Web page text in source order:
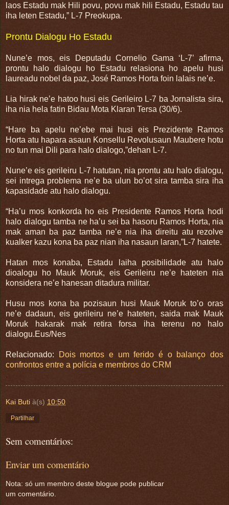
laos Estadu mak Hili povu, povu mak hili Estadu, Estadu tau
iha leten Estadu,” L-7 Preokupa.
Prontu Dialogu Ho Estadu
Nune’e mos, eis Deputadu Cornelio Gama ‘L-7’ afirma,
prontu halo dialogu ho Estadu relasiona ho apelu husi
laureadu nobel da paz, José Ramos Horta foin lalais ne’e.
Lia hirak ne’e hatoo husi eis Gerileiro L-7 ba Jornalista sira,
iha nia hela fatin Bidau Mota Klaran Tersa (30/6).
“Hare ba apelu ne’ebe mai husi eis Prezidente Ramos
Horta atu hapara asaun Konsellu Revolusaun Maubere hotu
no tun mai Dili para halo dialogo,”dehan L-7.
Nune’e eis gerileiru L-7 hatutan, nia prontu atu halo dialogu,
sei intrega problema ne’e ba ulun bo’ot sira tamba sira iha
kapasidade atu halo dialogu.
“Ha’u mos konkorda ho eis Presidente Ramos Horta hodi
halo dialogu tamba ne ha’u sei ba hasoru Ramos Horta, nia
mak aman ba paz tamba ne’e nia iha direitu atu rezolve
kualker kazu kona ba paz nian iha nasaun laran,”L-7 hatete.
Hatan mos konaba, Estadu laiha posibilidade atu halo
dioalogu ho Mauk Moruk, eis Gerileiru ne’e hateten nia
konsidera ne’e hanesan ditadura militar.
Husu mos kona ba pozisaun husi Mauk Moruk to’o oras
ne’e dadaun, eis gerileiru ne’e hateten, saida mak Mauk
Moruk hakarak mak retira forsa iha terenu no halo
dialogu.Eus/Nes
Relacionado:
Dois mortos e um ferido é o balanço dos
confrontos entre a polícia e membros do CRM
.
Kai Buti à(s) 10:50
Partilhar
Sem comentários:
Enviar um comentário
Nota: só um membro deste blogue pode publicar
um comentário.